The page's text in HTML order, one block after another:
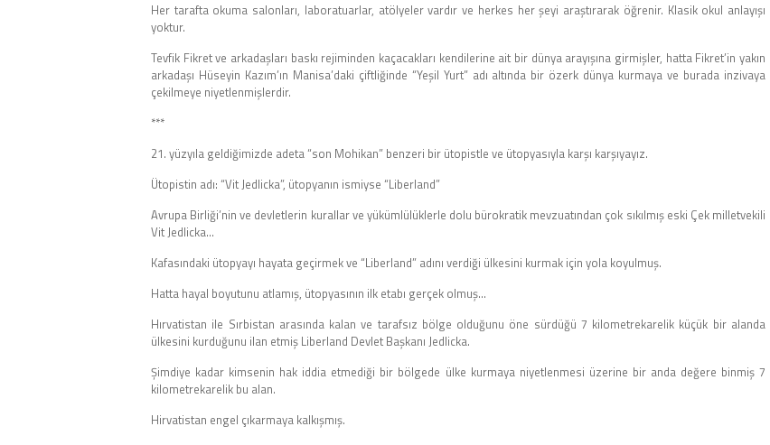
Her tarafta okuma salonları, laboratuarlar, atölyeler vardır ve herkes her şeyi araştırarak öğrenir. Klasik okul anlayışı
yoktur.
Tevfik Fikret ve arkadaşları baskı rejiminden kaçacakları kendilerine ait bir dünya arayışına girmişler, hatta Fikret’in yakın
arkadaşı Hüseyin Kazım’ın Manisa’daki çiftliğinde “Yeşil Yurt” adı altında bir özerk dünya kurmaya ve burada inzivaya
çekilmeye niyetlenmişlerdir.
***
21. yüzyıla geldiğimizde adeta “son Mohikan” benzeri bir ütopistle ve ütopyasıyla karşı karşıyayız.
Ütopistin adı: “Vit Jedlicka”, ütopyanın ismiyse “Liberland”
Avrupa Birliği’nin ve devletlerin kurallar ve yükümlülüklerle dolu bürokratik mevzuatından çok sıkılmış eski Çek milletvekili
Vit Jedlicka…
Kafasındaki ütopyayı hayata geçirmek ve “Liberland” adını verdiği ülkesini kurmak için yola koyulmuş.
Hatta hayal boyutunu atlamış, ütopyasının ilk etabı gerçek olmuş…
Hırvatistan ile Sırbistan arasında kalan ve tarafsız bölge olduğunu öne sürdüğü 7 kilometrekarelik küçük bir alanda
ülkesini kurduğunu ilan etmiş Liberland Devlet Başkanı Jedlicka.
Şimdiye kadar kimsenin hak iddia etmediği bir bölgede ülke kurmaya niyetlenmesi üzerine bir anda değere binmiş 7
kilometrekarelik bu alan.
Hirvatistan engel çıkarmaya kalkışmış.